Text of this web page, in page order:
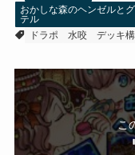
おかしな森のヘンゼルと
テル
ドラポ
水咬 デッキ
こ